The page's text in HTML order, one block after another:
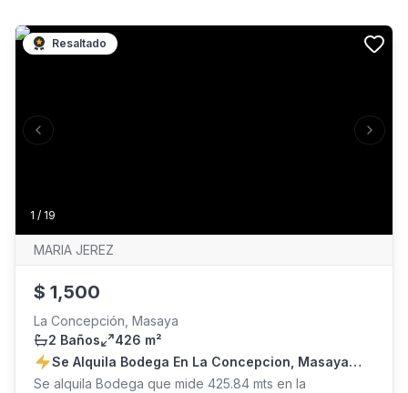
1 / 19
Previous slide Next
Resaltado
MARIA JEREZ
$ 1,500
La Concepción, Masaya
2 Baños
426 m²
Se Alquila Bodega En La Concepcion, Masaya
$1,500
Se alquila Bodega que mide 425.84 mts en la